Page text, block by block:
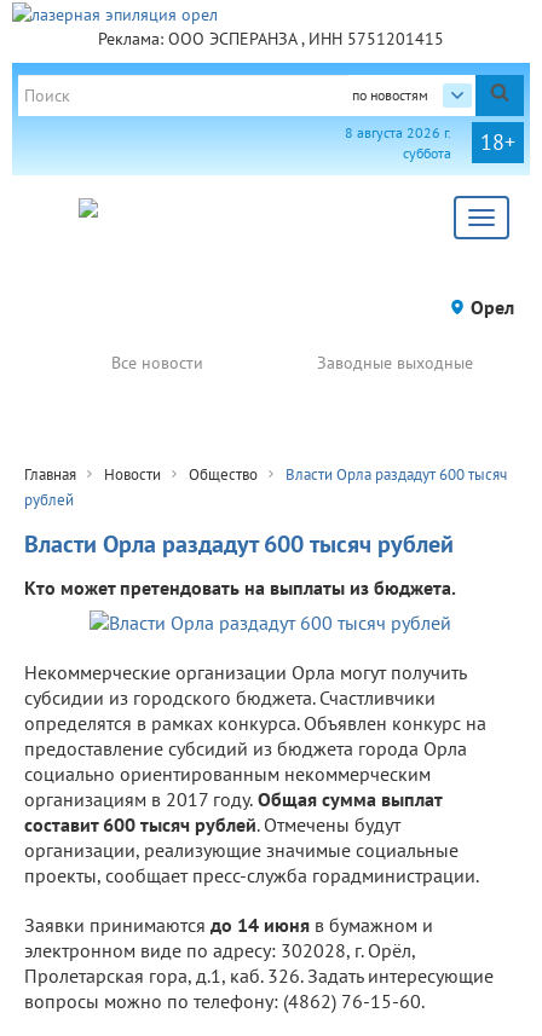
Реклама: ООО ЭСПЕРАНЗА , ИНН 5751201415
по новостям
18+
8 августа 2026 г.
суббота
Toggle
Орел
Все новости Заводные выходные
Главная Новости Общество
Власти Орла раздадут 600 тысяч
рублей
Власти Орла раздадут 600 тысяч рублей
Кто может претендовать на выплаты из бюджета.
Некоммерческие организации Орла могут получить
субсидии из городского бюджета. Счастливчики
определятся в рамках конкурса. Объявлен конкурс на
предоставление субсидий из бюджета города Орла
социально ориентированным некоммерческим
организациям в 2017 году. Общая сумма выплат
составит 600 тысяч рублей. Отмечены будут
организации, реализующие значимые социальные
проекты, сообщает пресс-служба горадминистрации.
Заявки принимаются до 14 июня в бумажном и
электронном виде по адресу: 302028, г. Орёл,
Пролетарская гора, д.1, каб. 326. Задать интересующие
вопросы можно по телефону: (4862) 76-15-60.